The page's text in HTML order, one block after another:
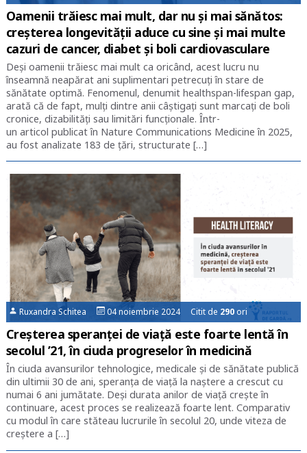
Oamenii trăiesc mai mult, dar nu și mai sănătos:
creșterea longevității aduce cu sine și mai multe
cazuri de cancer, diabet și boli cardiovasculare
Deși oamenii trăiesc mai mult ca oricând, acest lucru nu
înseamnă neapărat ani suplimentari petrecuți în stare de
sănătate optimă. Fenomenul, denumit healthspan-lifespan gap,
arată că de fapt, mulți dintre anii câștigați sunt marcați de boli
cronice, dizabilități sau limitări funcționale. Într-
un articol publicat în Nature Communications Medicine în 2025,
au fost analizate 183 de țări, structurate […]
Ruxandra Schitea 04 noiembrie 2024 Citit de 290ori
Creșterea speranței de viață este foarte lentă în
secolul ’21, în ciuda progreselor în medicină
În ciuda avansurilor tehnologice, medicale și de sănătate publică
din ultimii 30 de ani, speranța de viață la naștere a crescut cu
numai 6 ani jumătate. Deși durata anilor de viață crește în
continuare, acest proces se realizează foarte lent. Comparativ
cu modul în care stăteau lucrurile în secolul 20, unde viteza de
creștere a […]